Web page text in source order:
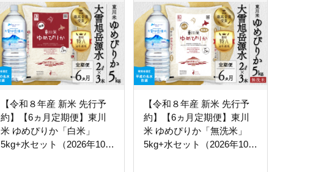
【令和８年産 新米 先行予
約】【6ヵ月定期便】東川
米 ゆめぴりか「白米」
5kg+水セット（2026年10月
【令和８年産 新米 先行予
約】【6ヵ月定期便】東川
米 ゆめぴりか「無洗米」
5kg+水セット（2026年10月